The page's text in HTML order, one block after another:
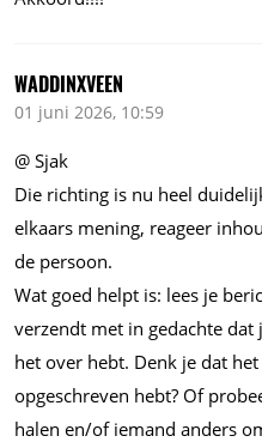
WADDINXVEEN
01 juni 2026, 10:59
@ Sjak
Die richting is nu heel
elkaars mening, reageer
de persoon.
Wat goed helpt is: lees je
verzendt met in gedachte
het over hebt. Denk je dat
opgeschreven hebt? Of
halen en/of iemand anders